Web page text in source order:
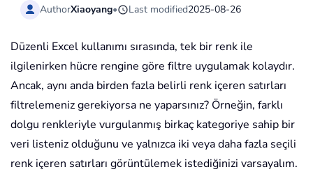
AuthorXiaoyang• Last modified2025-08-26
Düzenli Excel kullanımı sırasında, tek bir renk ile
ilgilenirken hücre rengine göre filtre uygulamak kolaydır.
Ancak, aynı anda birden fazla belirli renk içeren satırları
filtrelemeniz gerekiyorsa ne yaparsınız? Örneğin, farklı
dolgu renkleriyle vurgulanmış birkaç kategoriye sahip bir
veri listeniz olduğunu ve yalnızca iki veya daha fazla seçili
renk içeren satırları görüntülemek istediğinizi varsayalım.